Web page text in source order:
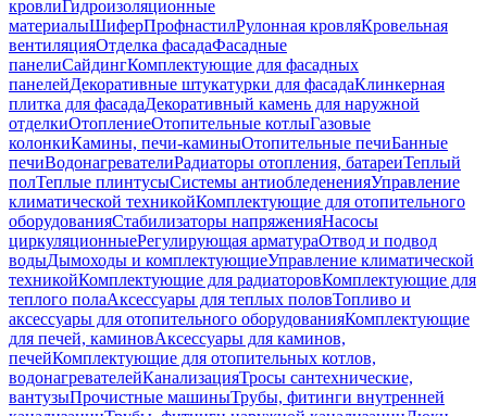
кровлиГидроизоляционные
материалыШиферПрофнастилРулонная кровляКровельная
вентиляцияОтделка фасадаФасадные
панелиСайдингКомплектующие для фасадных
панелейДекоративные штукатурки для фасадаКлинкерная
плитка для фасадаДекоративный камень для наружной
отделкиОтоплениеОтопительные котлыГазовые
колонкиКамины, печи-каминыОтопительные печиБанные
печиВодонагревателиРадиаторы отопления, батареиТеплый
полТеплые плинтусыСистемы антиобледененияУправление
климатической техникойКомплектующие для отопительного
оборудованияСтабилизаторы напряженияНасосы
циркуляционныеРегулирующая арматураОтвод и подвод
водыДымоходы и комплектующиеУправление климатической
техникойКомплектующие для радиаторовКомплектующие для
теплого полаАксессуары для теплых половТопливо и
аксессуары для отопительного оборудованияКомплектующие
для печей, каминовАксессуары для каминов,
печейКомплектующие для отопительных котлов,
водонагревателейКанализацияТросы сантехнические,
вантузыПрочистные машиныТрубы, фитинги внутренней